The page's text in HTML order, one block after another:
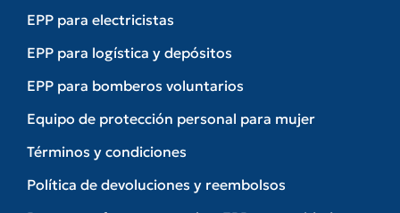
EPP para electricistas
EPP para logística y depósitos
EPP para bomberos voluntarios
Equipo de protección personal para mujer
Términos y condiciones
Política de devoluciones y reembolsos